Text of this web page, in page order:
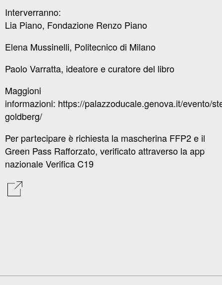
Interverranno:
Lia Piano, Fondazione Renzo Piano
Elena Mussinelli, Politecnico di Milano
Paolo Varratta, ideatore e curatore del libro
Maggioni
informazioni: https://palazzoducale.genova.it/evento/
goldberg/
Per partecipare è richiesta la mascherina FFP2 e il
Green Pass Rafforzato, verificato attraverso la app
nazionale Verifica C19